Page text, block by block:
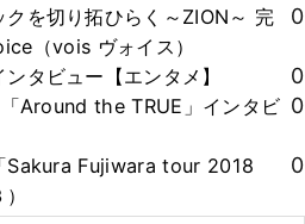
クを切り拓ひらく～ZION～ 完
（vois ヴォイス）
0
タビュー【エンタメ】
0
「Around the TRUE」インタビ 0
Sakura Fujiwara tour 2018
0